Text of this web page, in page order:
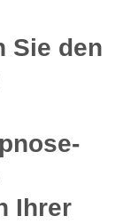
Sie den
Ihrer